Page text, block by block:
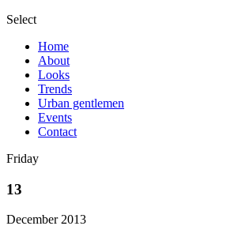
Select
Home
About
Looks
Trends
Urban gentlemen
Events
Contact
Friday
13
December 2013